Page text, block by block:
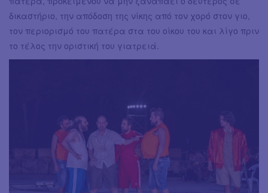
δικαστήριο, την απόδοση της νίκης από τον χορό στον γιο,
τον περιορισμό του πατέρα στα του οίκου του και λίγο πριν
το τέλος την οριστική του γιατρειά.